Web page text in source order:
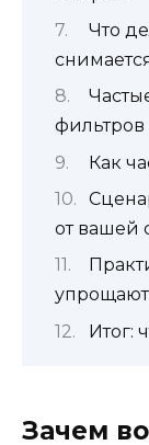
Что
фильтров
Как
от вашей
Итог:
Зачем